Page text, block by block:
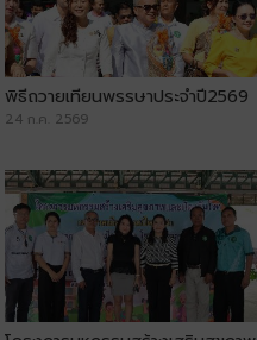
พิธีถวายเทียนพรรษาประจำปี2569
24 ก.ค. 2569